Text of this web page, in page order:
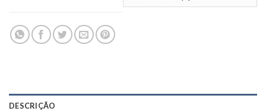
DESCRIÇÃO